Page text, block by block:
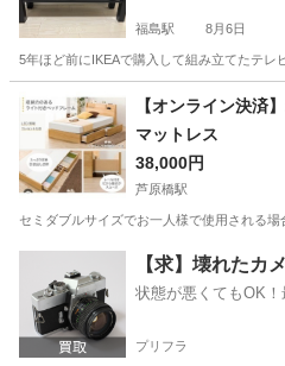
福島駅 8月6日
5年ほど前にIKEAで購入して組み立てたテ
大阪市 福島駅 収納家具
【オンライン決済
マットレス
38,000円
芦原橋駅
セミダブルサイズでお一人様で使用される
芦原橋駅 寝具
【求】壊れたカ
状態が悪くてもOK
プリフラ